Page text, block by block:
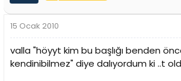
15 Ocak 2010
valla "höyyt kim bu başlığı benden
kendinibilmez" diye dalıyordum ki ..t